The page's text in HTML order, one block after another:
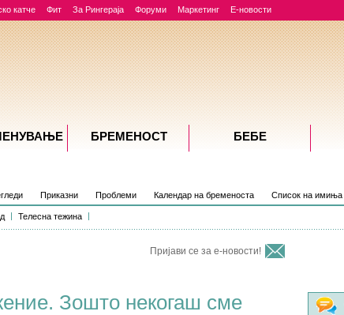
катче Фит За Рингераја Форуми Маркетинг Е-новости
Телесна тежина
Приказни Проблеми Календар на бременоста Список на имиња
Пријави се за е-новости!
Зошто некогаш сме
БРЕМЕНОСТ БЕБЕ